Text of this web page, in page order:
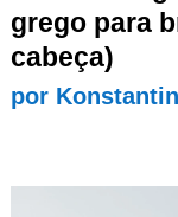
grego para
cabeça)
por